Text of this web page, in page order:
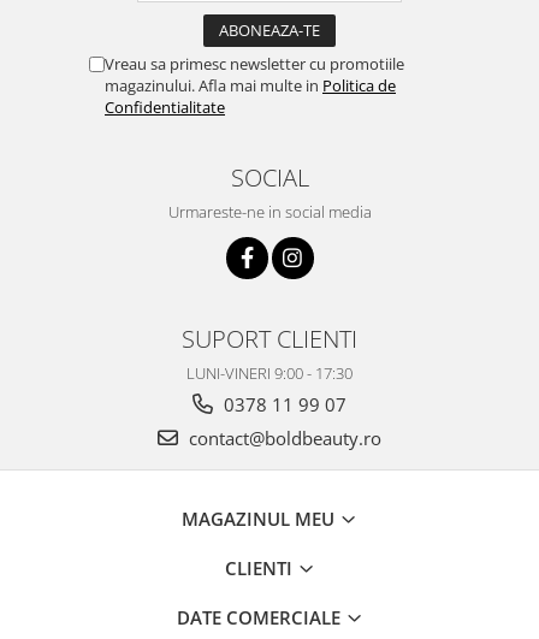
Vreau sa primesc newsletter cu promotiile
magazinului. Afla mai multe in Politica de
Confidentialitate
SOCIAL
Urmareste-ne in social media
SUPORT CLIENTI
LUNI-VINERI 9:00 - 17:30
0378 11 99 07
contact@boldbeauty.ro
MAGAZINUL MEU
CLIENTI
DATE COMERCIALE